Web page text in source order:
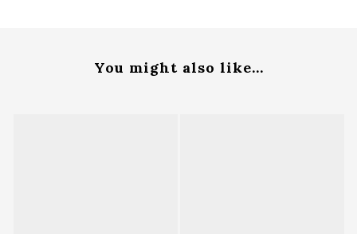
You might also like...